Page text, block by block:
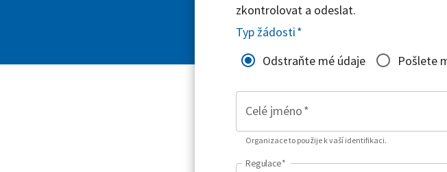
zkontrolovat a odeslat.
Typ žádosti*
Odstraňte mé údaje
Pošlete
Celé jméno*
Organizace to použije k vaší identifikaci.
Regulace*